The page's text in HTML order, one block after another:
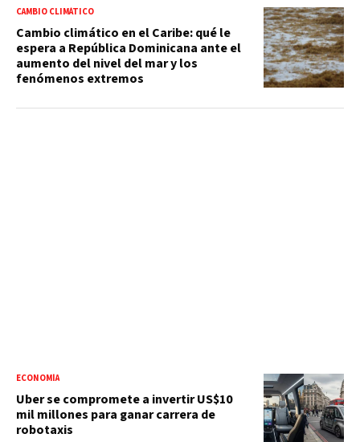
CAMBIO CLIMÁTICO
Cambio climático en el Caribe: qué le
espera a República Dominicana ante el
aumento del nivel del mar y los
fenómenos extremos
ECONOMÍA
Uber se compromete a invertir US$10
mil millones para ganar carrera de
robotaxis